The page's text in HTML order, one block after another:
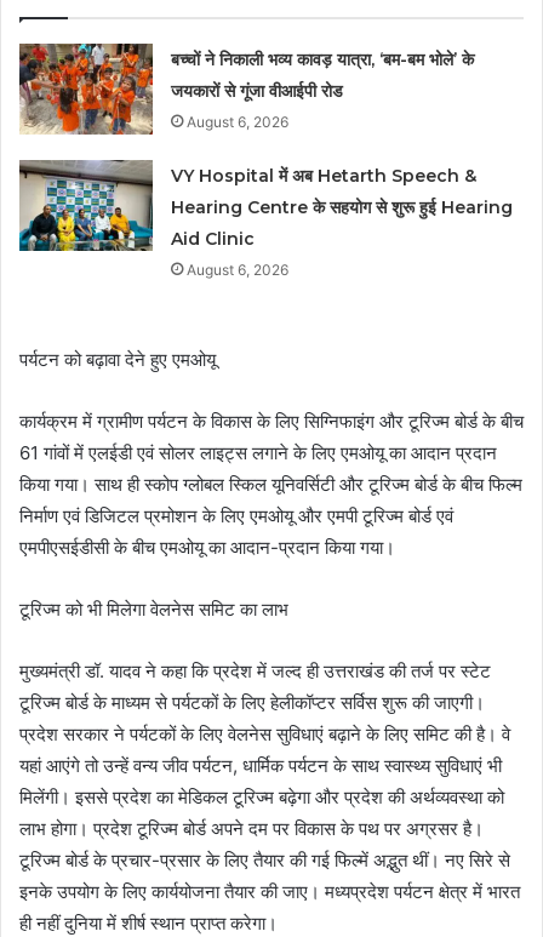
बच्चों ने निकाली भव्य कावड़ यात्रा, ‘बम-बम भोले’ के
जयकारों से गूंजा वीआईपी रोड
August 6, 2026
VY Hospital में अब Hetarth Speech &
Hearing Centre के सहयोग से शुरू हुई Hearing
Aid Clinic
August 6, 2026
पर्यटन को बढ़ावा देने हुए एमओयू
कार्यक्रम में ग्रामीण पर्यटन के विकास के लिए सिग्निफाइंग और टूरिज्म बोर्ड के बीच
61 गांवों में एलईडी एवं सोलर लाइट्स लगाने के लिए एमओयू का आदान प्रदान
किया गया। साथ ही स्कोप ग्लोबल स्किल यूनिवर्सिटी और टूरिज्म बोर्ड के बीच फिल्म
निर्माण एवं डिजिटल प्रमोशन के लिए एमओयू और एमपी टूरिज्म बोर्ड एवं
एमपीएसईडीसी के बीच एमओयू का आदान-प्रदान किया गया।
टूरिज्म को भी मिलेगा वेलनेस समिट का लाभ
मुख्यमंत्री डॉ. यादव ने कहा कि प्रदेश में जल्द ही उत्तराखंड की तर्ज पर स्टेट
टूरिज्म बोर्ड के माध्यम से पर्यटकों के लिए हेलीकॉप्टर सर्विस शुरू की जाएगी।
प्रदेश सरकार ने पर्यटकों के लिए वेलनेस सुविधाएं बढ़ाने के लिए समिट की है। वे
यहां आएंगे तो उन्हें वन्य जीव पर्यटन, धार्मिक पर्यटन के साथ स्वास्थ्य सुविधाएं भी
मिलेंगी। इससे प्रदेश का मेडिकल टूरिज्म बढ़ेगा और प्रदेश की अर्थव्यवस्था को
लाभ होगा। प्रदेश टूरिज्म बोर्ड अपने दम पर विकास के पथ पर अग्रसर है।
टूरिज्म बोर्ड के प्रचार-प्रसार के लिए तैयार की गई फिल्में अद्भुत थीं। नए सिरे से
इनके उपयोग के लिए कार्ययोजना तैयार की जाए। मध्यप्रदेश पर्यटन क्षेत्र में भारत
ही नहीं दुनिया में शीर्ष स्थान प्राप्त करेगा।